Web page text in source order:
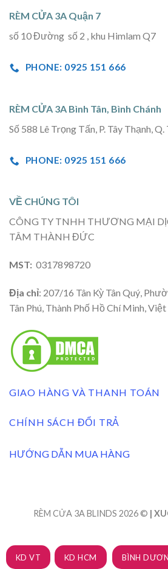
RÈM CỬA 3A Quận 7
số 10 Đường số 2 , khu Himlam Q7
PHONE: 0925 151 666
RÈM CỬA 3A Bình Tân, Bình Chánh
Số 588 Lê Trọng Tấn, P. Tây Thạnh, Q.
PHONE: 0925 151 666
VỀ CHÚNG TÔI
CÔNG TY TNHH THƯƠNG MẠI
TÂM THÀNH ĐỨC
MST: 0317898720
Địa chỉ: 207/16 Tân Kỳ Tân Quý,
Tân Phú, Thành Phố Hồ Chí Minh,
GIAO HÀNG VÀ THANH TOÁN
CHÍNH SÁCH ĐỔI TRẢ
HƯỚNG DẪN MUA HÀNG
RÈM CỬA 3A BLINDS 2026 © |
KD VT KD HCM BÌNH